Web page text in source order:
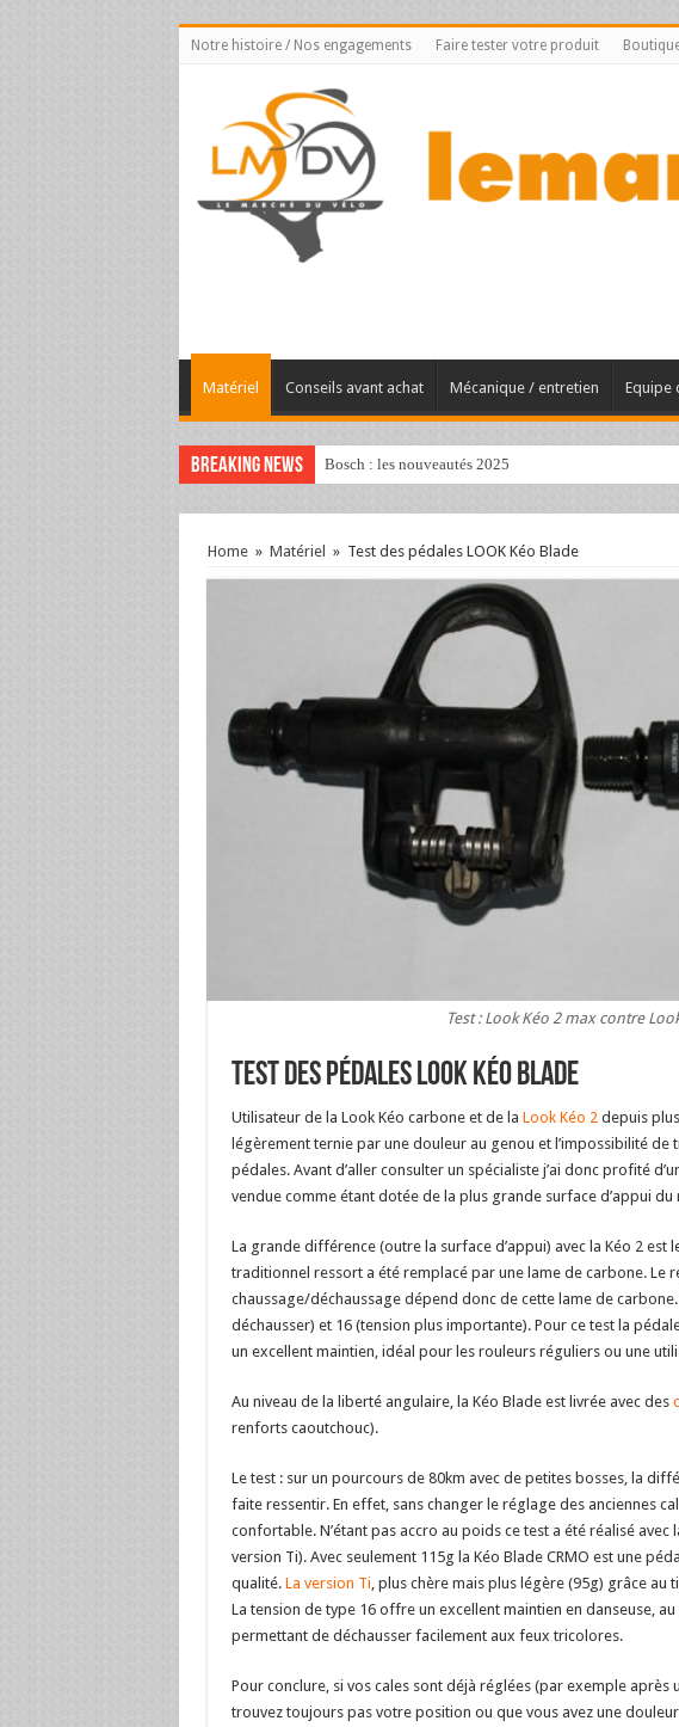
Notre histoire / Nos engagements Faire tester votre produit
Matériel Conseils avant achat Mécanique / entretien Equipe
Breaking News Bosch : les nouveautés 2025
Home » Matériel » Test des pédales LOOK Kéo Blade
Test : Look Kéo 2 max contre
Test des pédales LOOK Kéo Blade
Utilisateur de la Look Kéo carbone et de la Look Kéo 2 depuis
légèrement ternie par une douleur au genou et l’impossibilité
pédales. Avant d’aller consulter un spécialiste j’ai donc profité
vendue comme étant dotée de la plus grande surface d’appui du
La grande différence (outre la surface d’appui) avec la Kéo 2 est
traditionnel ressort a été remplacé par une lame de carbone. Le
chaussage/déchaussage dépend donc de cette lame de
déchausser) et 16 (tension plus importante). Pour ce test la
un excellent maintien, idéal pour les rouleurs réguliers ou une
Au niveau de la liberté angulaire, la Kéo Blade est livrée avec des
renforts caoutchouc).
Le test : sur un pourcours de 80km avec de petites bosses, la
faite ressentir. En effet, sans changer le réglage des anciennes
confortable. N’étant pas accro au poids ce test a été réalisé avec
version Ti). Avec seulement 115g la Kéo Blade CRMO est une
qualité. La version Ti , plus chère mais plus légère (95g) grâce
La tension de type 16 offre un excellent maintien en danseuse,
permettant de déchausser facilement aux feux tricolores.
Pour conclure, si vos cales sont déjà réglées (par exemple après
trouvez toujours pas votre position ou que vous avez une